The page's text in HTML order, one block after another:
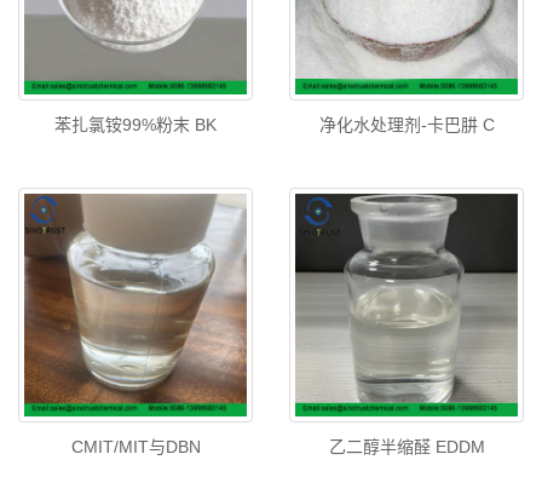
苯扎氯铵99%粉末 BK 净化水处理剂-卡巴肼 C
CMIT/MIT与DBN 乙二醇半缩醛 EDDM